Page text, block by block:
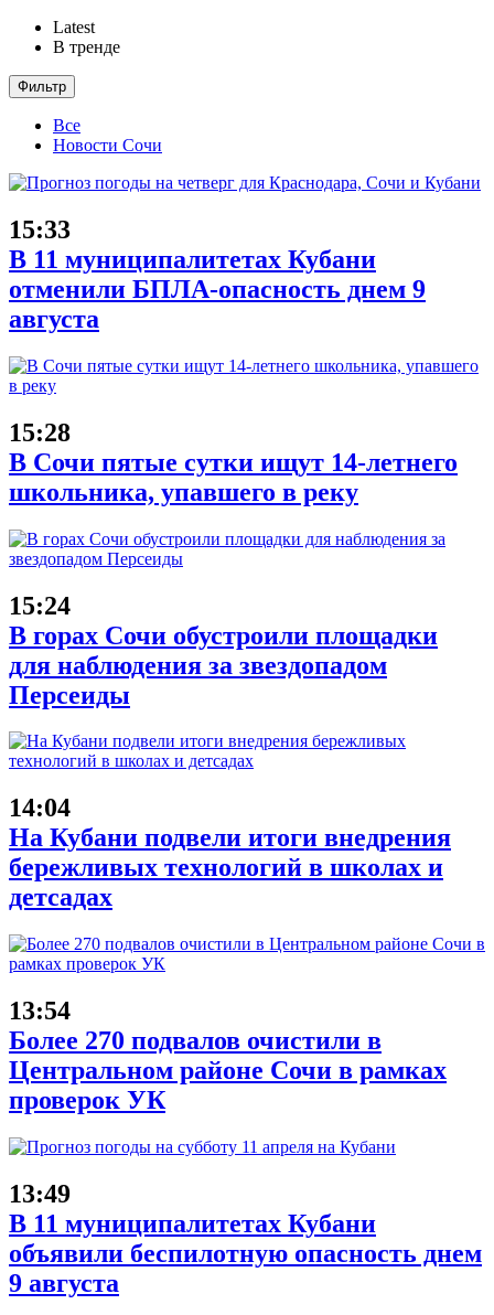
Latest
В тренде
Фильтр
Все
Новости Сочи
15:33
В 11 муниципалитетах Кубани
отменили БПЛА-опасность днем 9
августа
15:28
В Сочи пятые сутки ищут 14-летнего
школьника, упавшего в реку
15:24
В горах Сочи обустроили площадки
для наблюдения за звездопадом
Персеиды
14:04
На Кубани подвели итоги внедрения
бережливых технологий в школах и
детсадах
13:54
Более 270 подвалов очистили в
Центральном районе Сочи в рамках
проверок УК
13:49
В 11 муниципалитетах Кубани
объявили беспилотную опасность днем
9 августа